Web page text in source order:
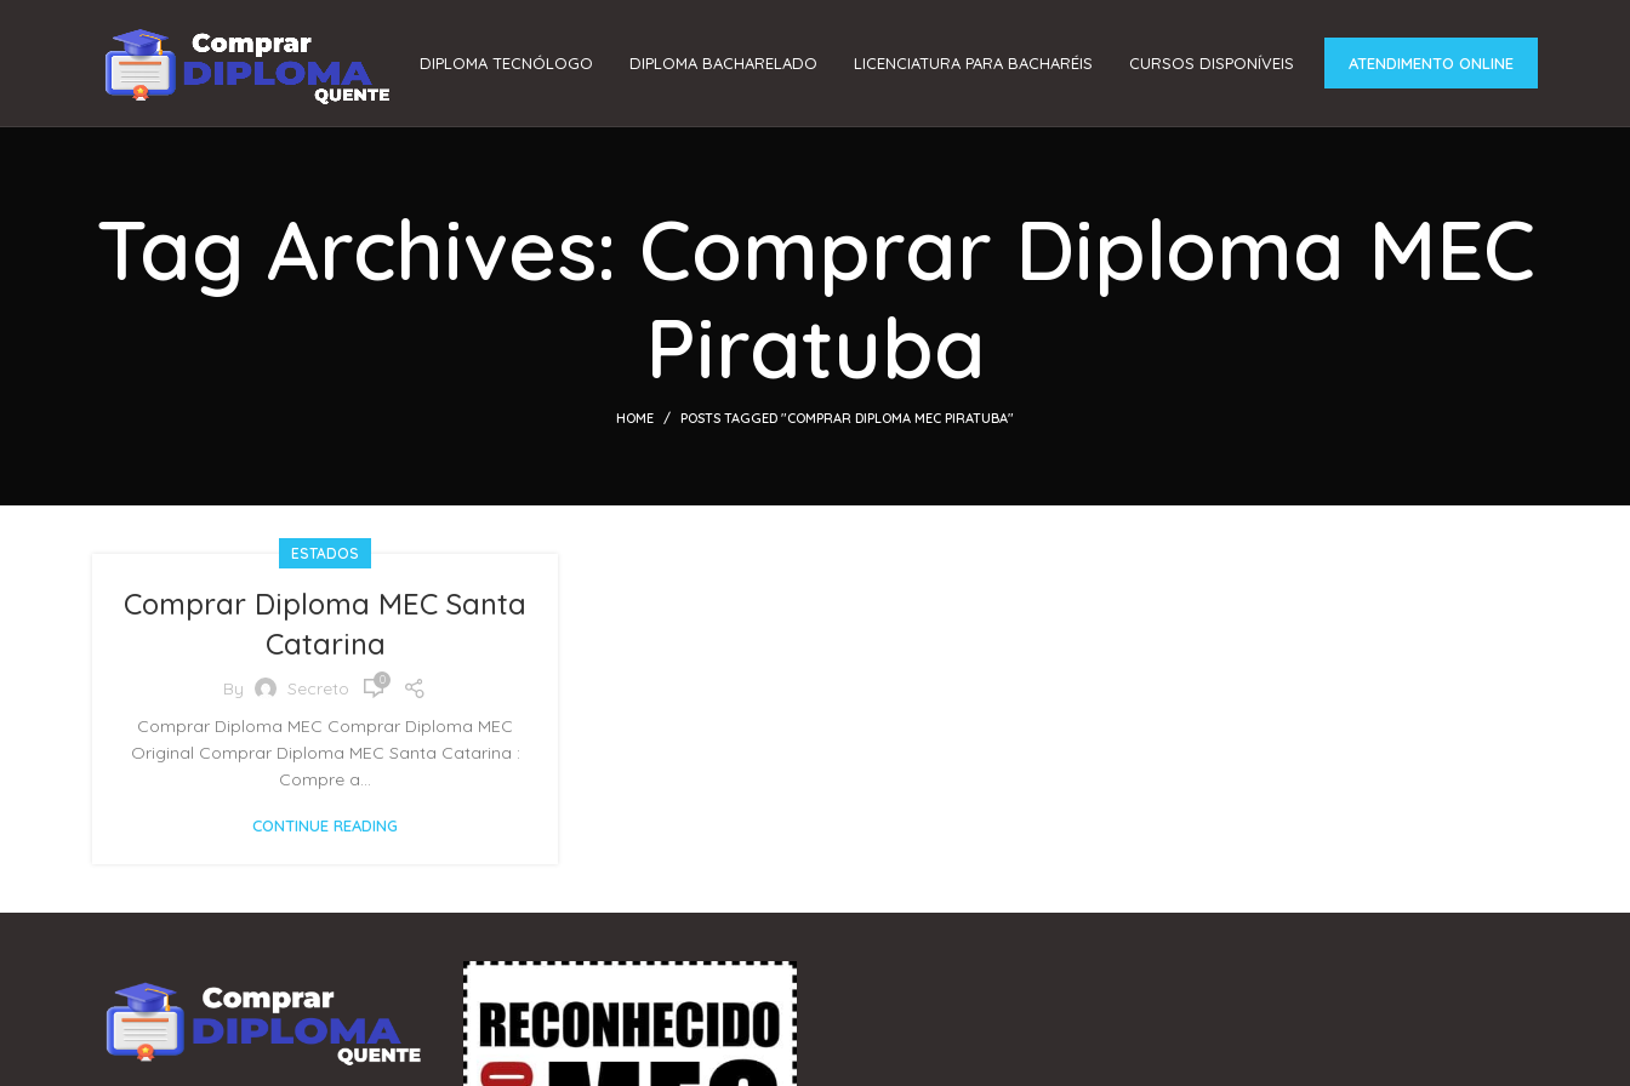
DIPLOMA TECNÓLOGO DIPLOMA BACHARELADO LICENCIATURA PARA BACHARÉIS CURSOS DISPONÍVEIS ATENDIMENTO ONLINE
Tag Archives: Comprar Diploma MEC
Piratuba
HOME POSTS TAGGED "COMPRAR DIPLOMA MEC PIRATUBA"
ESTADOS
Comprar Diploma MEC Santa
Catarina
By Secreto 0
Comprar Diploma MEC Comprar Diploma MEC
Original Comprar Diploma MEC Santa Catarina :
Compre a...
CONTINUE READING